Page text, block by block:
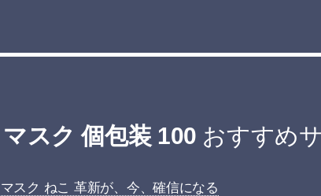
マスク 個包装 100 おすすめ
マスク ねこ 革新が、今、確信になる